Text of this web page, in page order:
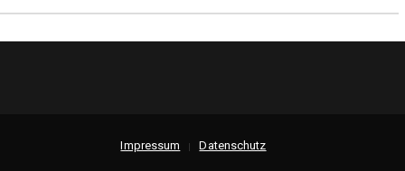
Impressum Datenschutz